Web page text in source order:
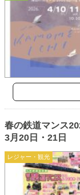
レジャー・観光
春の鉄道マンス
3月20日・21日